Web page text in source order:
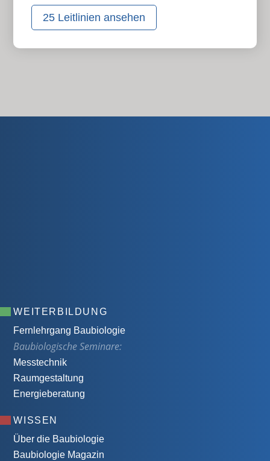
25 Leitlinien ansehen
WEITERBILDUNG
Fernlehrgang Baubiologie
Baubiologische Seminare:
Messtechnik
Raumgestaltung
Energieberatung
WISSEN
Über die Baubiologie
Baubiologie Magazin